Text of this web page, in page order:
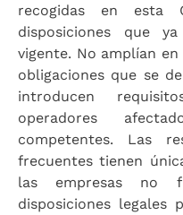
recogidas en esta
disposiciones que
vigente. No amplían
obligaciones que se
introducen
operadores
competentes. Las
frecuentes tienen
las empresas no
disposiciones legales